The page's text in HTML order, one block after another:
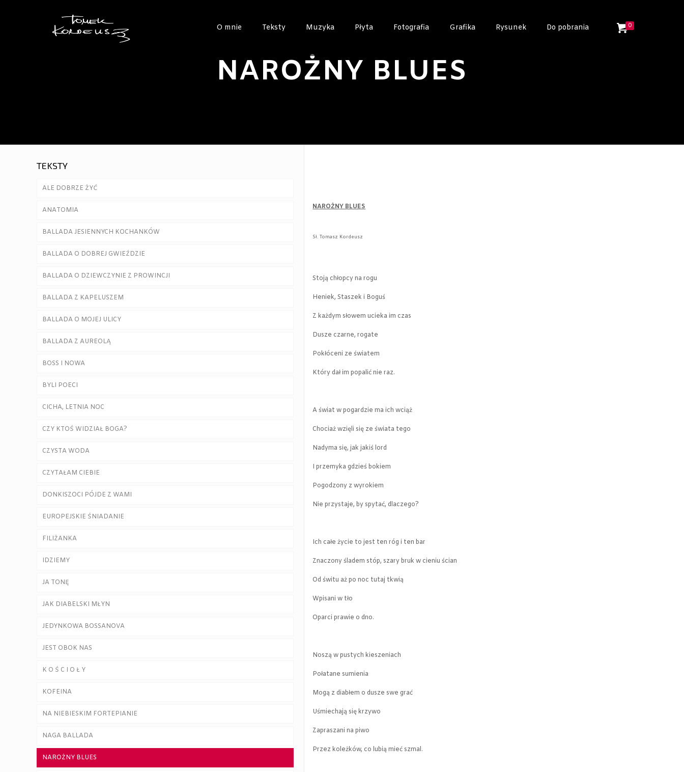
O mnie Teksty Muzyka Płyta Fotografia Grafika Rysunek Do pobrania 0
NAROŻNY BLUES
NAROŻNY BLUES
Sł. Tomasz Kordeusz
Stoją chłopcy na rogu
Heniek, Staszek i Boguś
Z każdym słowem ucieka im czas
Dusze czarne, rogate
Pokłóceni ze światem
Który dał im popalić nie raz.
A świat w pogardzie ma ich wciąż
Chociaż wzięli się ze świata tego
Nadyma się, jak jakiś lord
I przemyka gdzieś bokiem
Pogodzony z wyrokiem
Nie przystaje, by spytać, dlaczego?
Ich całe życie to jest ten róg i ten bar
Znaczony śladem stóp, szary bruk w cieniu ścian
Od świtu aż po noc tutaj tkwią
Wpisani w tło
Oparci prawie o dno.
Noszą w pustych kieszeniach
Połatane sumienia
Mogą z diabłem o dusze swe grać
Uśmiechają się krzywo
Zapraszani na piwo
Przez koleżków, co lubią mieć szmal.
TEKSTY
ALE DOBRZE ŻYĆ
ANATOMIA
BALLADA JESIENNYCH KOCHANKÓW
BALLADA O DOBREJ GWIEŹDZIE
BALLADA O DZIEWCZYNIE Z PROWINCJI
BALLADA Z KAPELUSZEM
BALLADA O MOJEJ ULICY
BALLADA Z AUREOLĄ
BOSS I NOWA
BYLI POECI
CICHA, LETNIA NOC
CZY KTOŚ WIDZIAŁ BOGA?
CZYSTA WODA
CZYTAŁAM CIEBIE
DONKISZOCI PÓJDE Z WAMI
EUROPEJSKIE ŚNIADANIE
FILIŻANKA
IDZIEMY
JA TONĘ
JAK DIABELSKI MŁYN
JEDYNKOWA BOSSANOVA
JEST OBOK NAS
K O Ś C I O Ł Y
KOFEINA
NA NIEBIESKIM FORTEPIANIE
NAGA BALLADA
NAROŻNY BLUES